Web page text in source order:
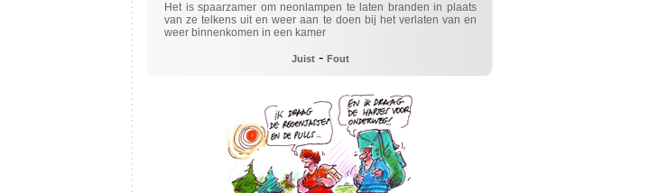
Het is spaarzamer om neonlampen te laten branden in plaats
van ze telkens uit en weer aan te doen bij het verlaten van en
weer binnenkomen in een kamer
Juist - Fout